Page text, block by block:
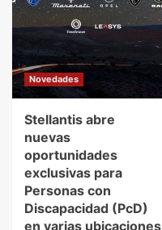
Novedades
Stellantis abre
nuevas
oportunidades
exclusivas para
Personas con
Discapacidad (PcD)
en varias ubicaciones